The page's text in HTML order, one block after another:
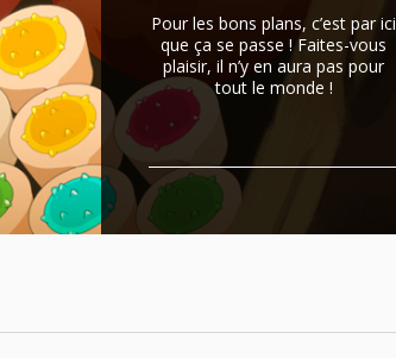
Pour les bons plans, c’est par ici
que ça se passe ! Faites-vous
plaisir, il n’y en aura pas pour
tout le monde !